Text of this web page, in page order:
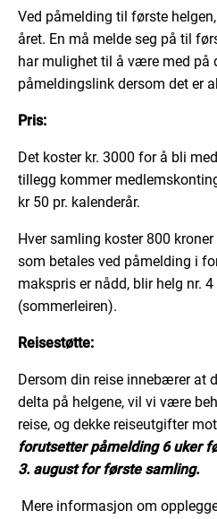
Ved påmelding til første
året. En må melde seg på til
har mulighet til å være med på
påmeldingslink dersom det er
Pris:
Det koster kr. 3000 for å bli
tillegg kommer
kr 50 pr. kalenderår.
Hver samling koster 800
som betales ved påmelding i
makspris er nådd, blir helg nr.
(sommerleiren).
Reisestøtte:
Dersom din reise innebærer at
delta på helgene, vil vi være
reise, og dekke reiseutgifter
forutsetter påmelding 6 uker
3. august for første samling.
Mere informasjon om